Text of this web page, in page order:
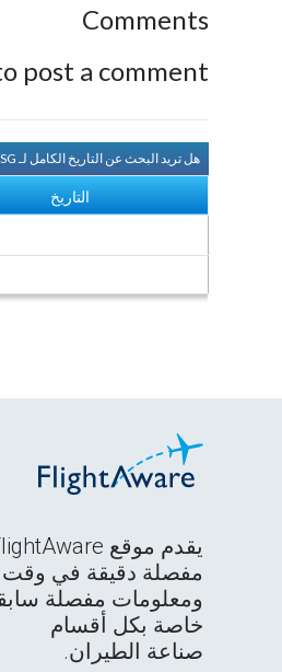
Comments
post a comment.
هل تريد البحث عن التاريخ الكامل لـ N208SG والذي يعود إلى عام 1998؟
التاريخ
مفصلة دقيقة في وقت
ومعلومات مفصلة
خاصة بكل أقسام
صناعة الطيران.